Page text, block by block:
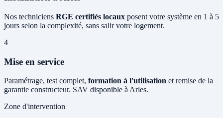
Nos techniciens RGE certifiés locaux posent votre système en 1 à 5
jours selon la complexité, sans salir votre logement.
4
Mise en service
Paramétrage, test complet, formation à l'utilisation et remise de la
garantie constructeur. SAV disponible à Arles.
Zone d'intervention